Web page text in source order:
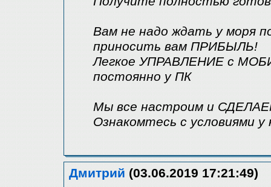
Вам не надо ждать у моря
приносить вам ПРИБЫЛЬ!
Легкое УПРАВЛЕНИЕ с
постоянно у ПК
Мы все настроим и
Ознакомтесь с условиями
Дмитрий (03.06.2019 17:21:49)